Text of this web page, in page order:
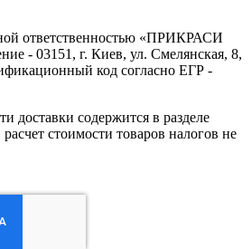
ответственностью «ПРИКРАСИ
- 03151, г. Киев, ул. Смелянская, 8,
код согласно ЕГР -
доставки содержится в разделе
стоимости товаров налогов не